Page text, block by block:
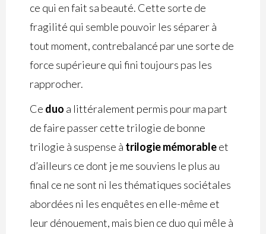
ce qui en fait sa beauté. Cette sorte de
fragilité qui semble pouvoir les séparer à
tout moment, contrebalancé par une sorte de
force supérieure qui fini toujours pas les
rapprocher.
Ce duo a littéralement permis pour ma part
de faire passer cette trilogie de bonne
trilogie à suspense à trilogie mémorableet
d’ailleurs ce dont je me souviens le plus au
final ce ne sont ni les thématiques sociétales
abordées ni les enquêtes en elle-même et
leur dénouement, mais bien ce duo qui mêle à